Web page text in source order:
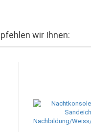
wir Ihnen: